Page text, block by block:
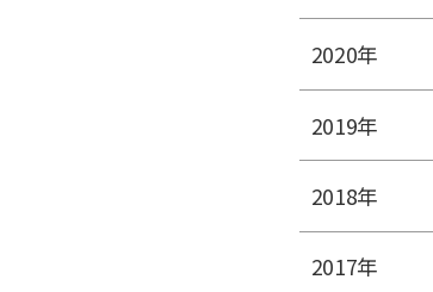
2020年
2019年
2018年
2017年